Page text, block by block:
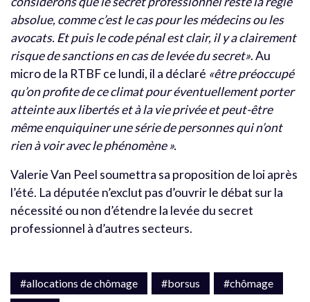
absolue, comme c’est le cas pour les médecins ou les
avocats. Et puis le code pénal est clair, il y a clairement
risque de sanctions en cas de levée du secret». Au
micro de la RTBF ce lundi, il a déclaré «être préoccupé
qu’on profite de ce climat pour éventuellement porter
atteinte aux libertés et à la vie privée et peut-être
même enquiquiner une série de personnes qui n’ont
rien à voir avec le phénomène ».
Valerie Van Peel soumettra sa proposition de loi après
l’été. La députée n’exclut pas d’ouvrir le débat sur la
nécessité ou non d’étendre la levée du secret
professionnel à d’autres secteurs.
#allocations de chômage #borsus
#chômage